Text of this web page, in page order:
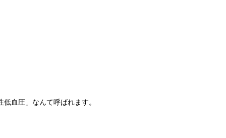
血圧」なんて呼ばれます。